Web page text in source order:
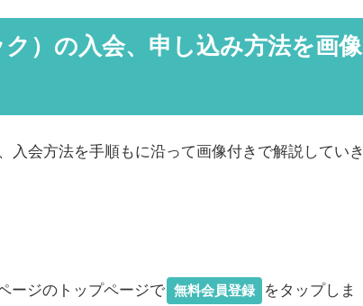
）の入会、申し込み方法を画像
入会方法を手順もに沿って画像付きで解説していき
ージのトップページで 無料会員登録
をタップしま